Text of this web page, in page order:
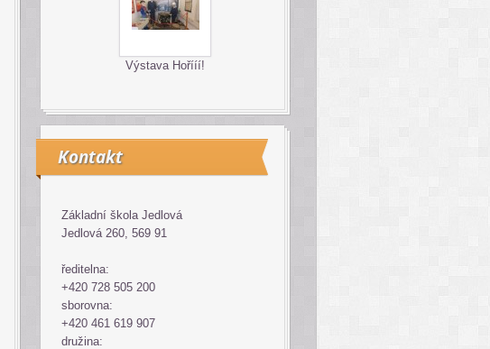
Výstava Hořííí!
Kontakt
Základní škola Jedlová
Jedlová 260, 569 91
ředitelna:
+420 728 505 200
sborovna:
+420 461 619 907
družina: